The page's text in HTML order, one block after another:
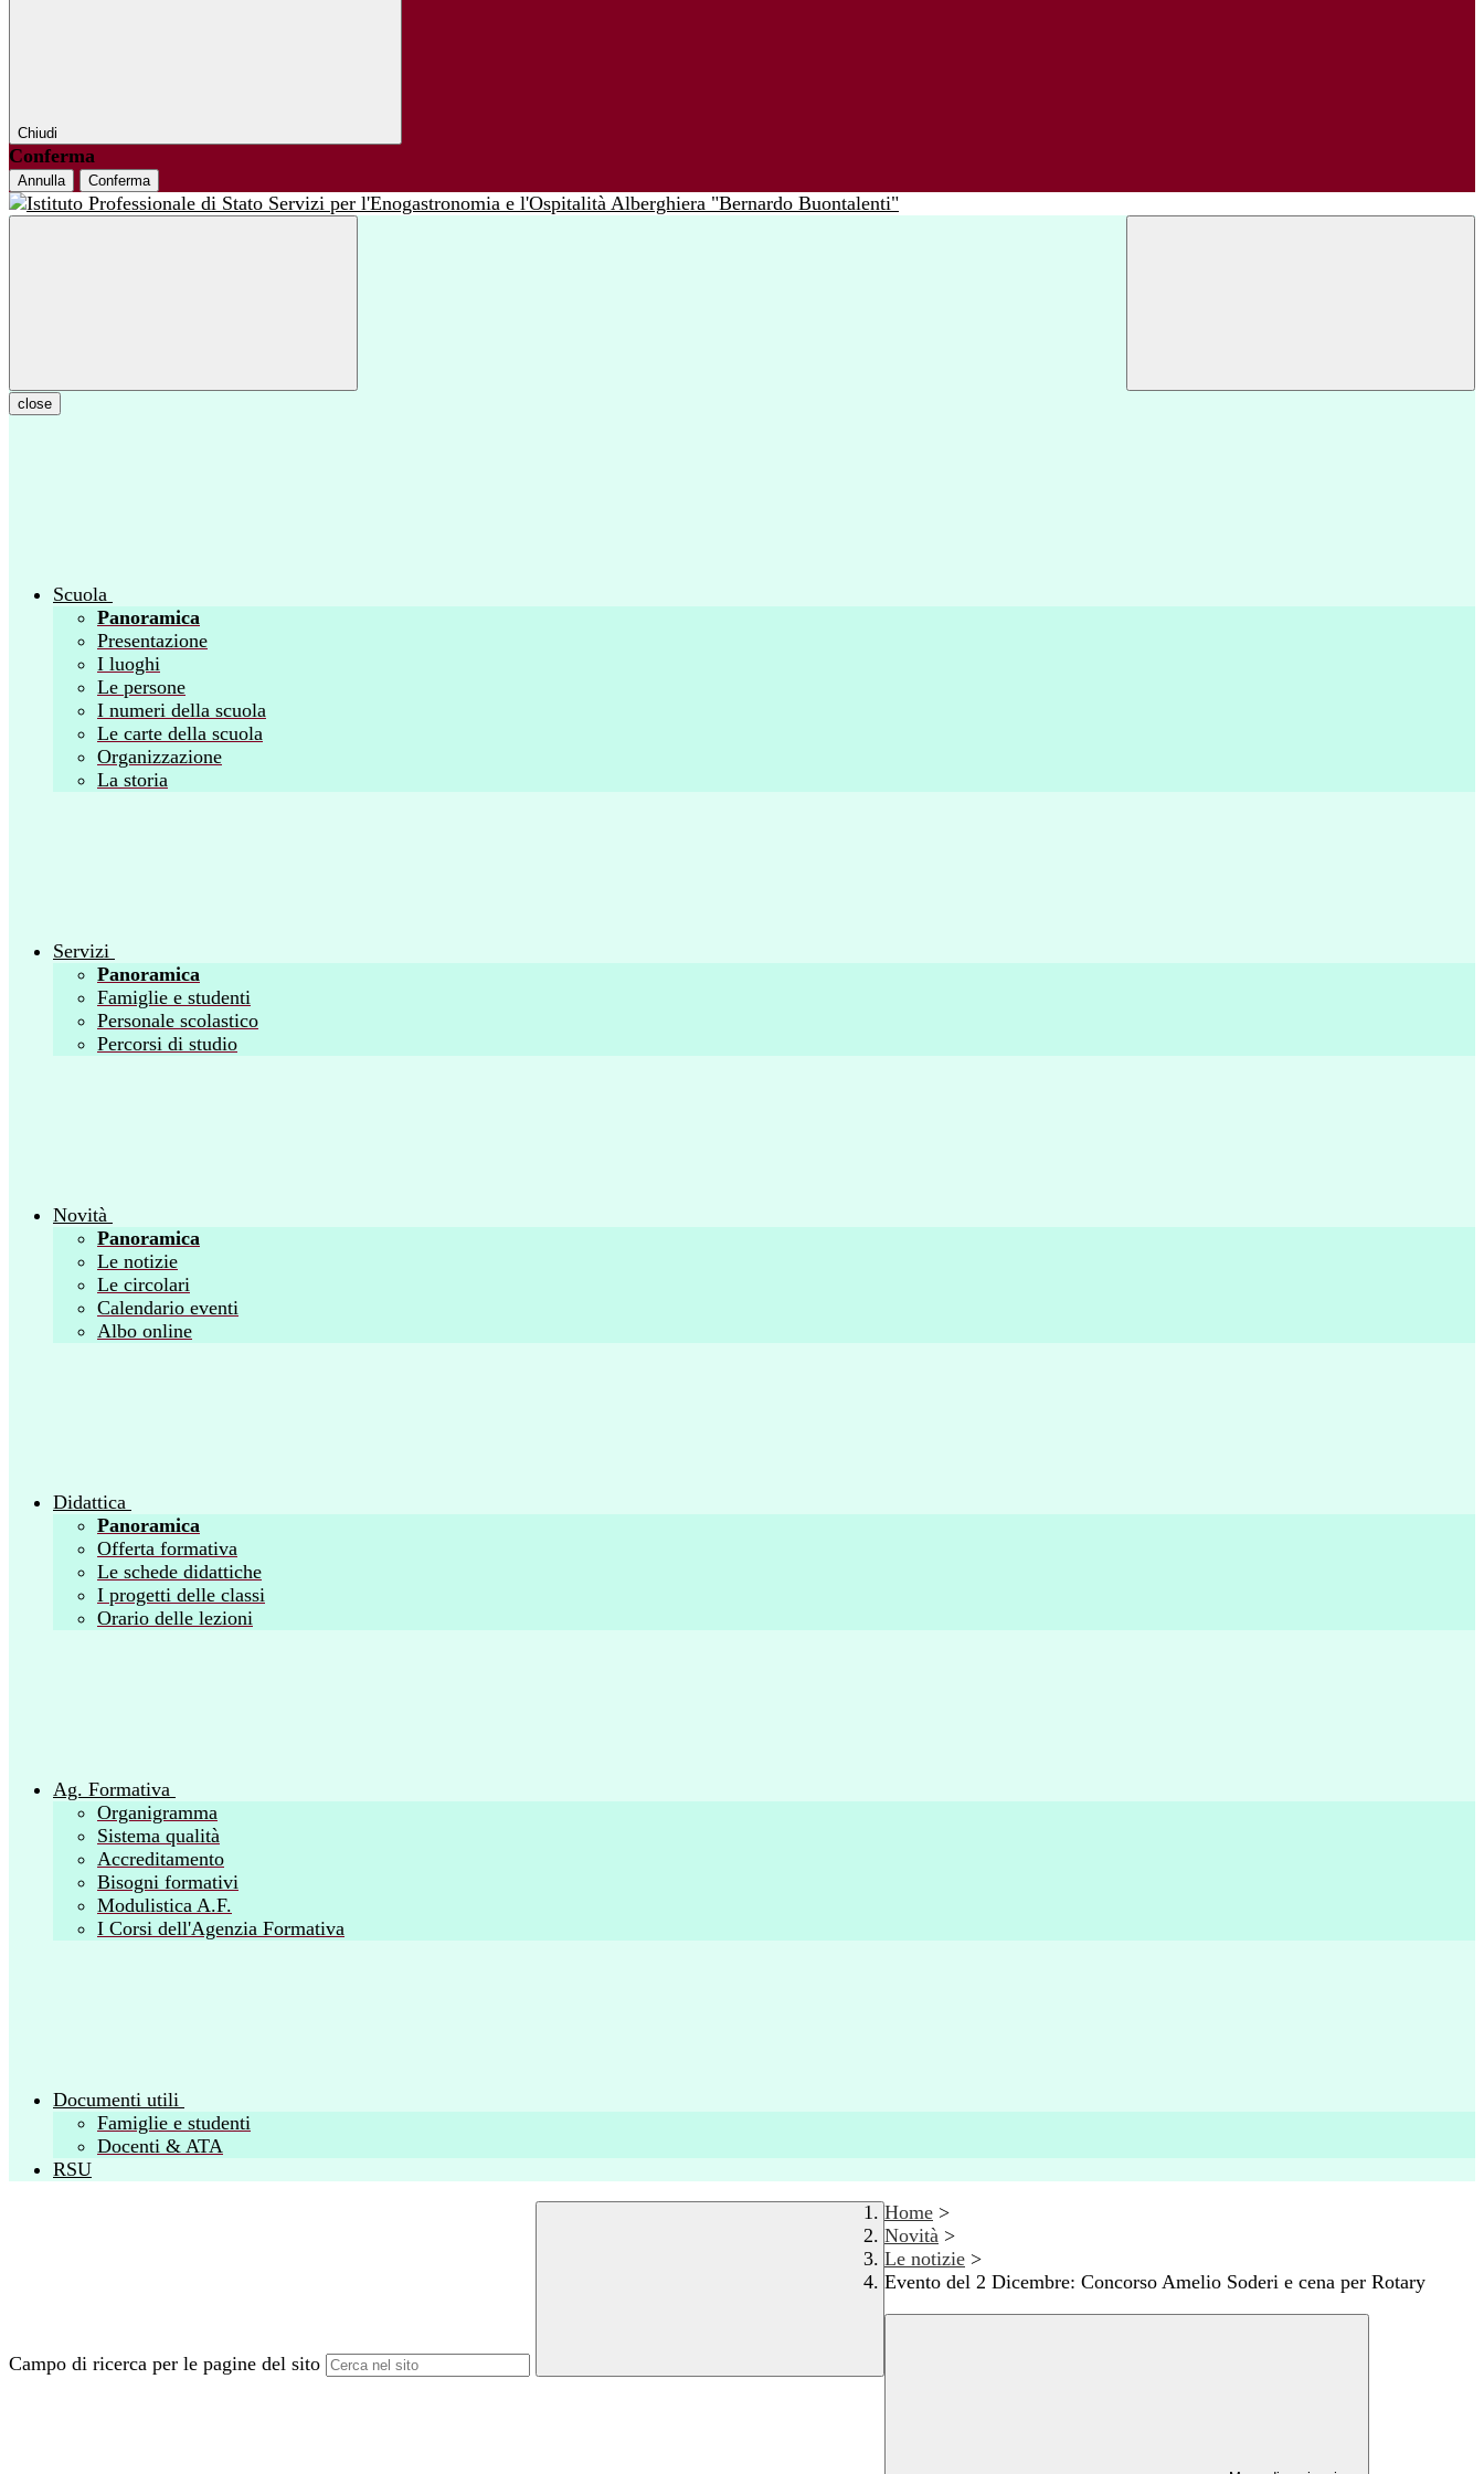
Chiudi
Conferma
Annulla Conferma
close
Scuola
Panoramica
Presentazione
I luoghi
Le persone
I numeri della scuola
Le carte della scuola
Organizzazione
La storia
Servizi
Panoramica
Famiglie e studenti
Personale scolastico
Percorsi di studio
Novità
Panoramica
Le notizie
Le circolari
Calendario eventi
Albo online
Didattica
Panoramica
Offerta formativa
Le schede didattiche
I progetti delle classi
Orario delle lezioni
Ag. Formativa
Organigramma
Sistema qualità
Accreditamento
Bisogni formativi
Modulistica A.F.
I Corsi dell'Agenzia Formativa
Documenti utili
Famiglie e studenti
Docenti & ATA
RSU
Campo di ricerca per le pagine del sito
Home >
Novità >
Le notizie >
Evento del 2 Dicembre: Concorso Amelio Soderi e cena per Rotary